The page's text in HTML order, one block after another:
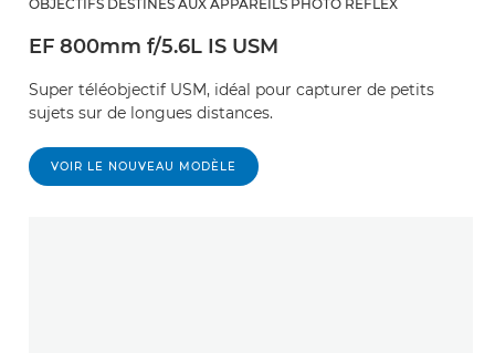
OBJECTIFS DESTINÉS AUX APPAREILS PHOTO REFLEX
EF 800mm f/5.6L IS USM
Super téléobjectif USM, idéal pour capturer de petits
sujets sur de longues distances.
VOIR LE NOUVEAU MODÈLE